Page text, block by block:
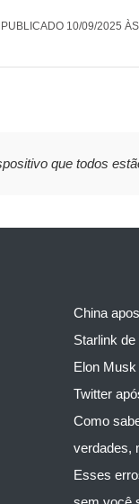
PUBLICADO 10/09/2025
que todos
China
Starlink
Elon
Twitter
Como
verdades,
Esses